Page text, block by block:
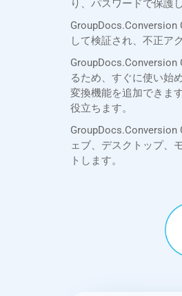
り、パスワードで保護
して検証され、不正ア
GroupDocs.Conversion
るため、すぐに使い始
変換機能を追加できま
役立ちます。
GroupDocs.Conversion
ェブ、デスクトップ、
トします。